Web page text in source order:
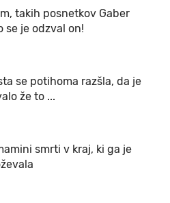
takih posnetkov Gaber
se je odzval on!
se potihoma razšla, da je
že to ...
smrti v kraj, ki ga je